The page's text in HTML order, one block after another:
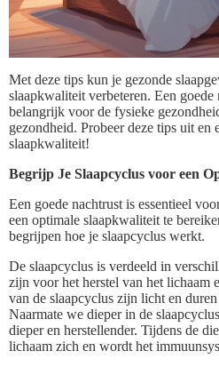
Met deze tips kun je gezonde
slaapkwaliteit verbeteren. Een goede
belangrijk voor de fysieke
gezondheid. Probeer deze tips uit en
slaapkwaliteit!
Begrijp Je Slaapcyclus voor een
Een goede nachtrust is essentieel
een optimale slaapkwaliteit te
begrijpen hoe je slaapcyclus werkt.
De slaapcyclus is verdeeld in
zijn voor het herstel van het lichaam
van de slaapcyclus zijn licht en
Naarmate we dieper in de
dieper en herstellender. Tijdens de
lichaam zich en wordt het